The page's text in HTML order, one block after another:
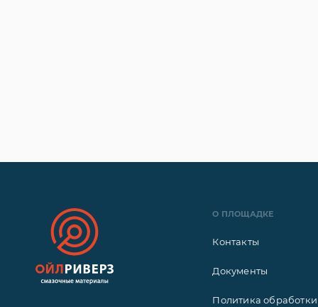
О ПЛОЩАДКЕ
Контакты
Документы
Политика обработки